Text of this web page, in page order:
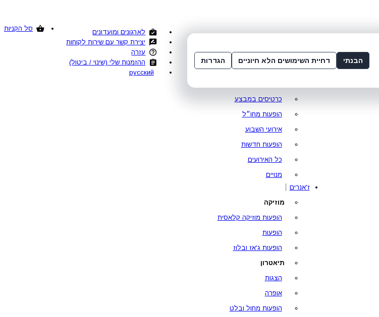
סל הקניות
עמוד ראשי
סופר פרייס
כרטיסים במבצע
הופעות מחו״ל
אירועי השבוע
הופעות חדשות
כל האירועים
מנויים
ז'אנרים
מוזיקה
הופעות מוזיקה קלאסית
הופעות
הופעות ג'אז ובלוז
תיאטרון
הצגות
אופרה
הופעות מחול ובלט
לארגונים ומועדונים
יצירת קשר עם שירות לקוחות
עזרה
ההזמנות שלי (שינוי / ביטול)
русский
הבנתי דחיית השימושים הלא חיוניים הגדרות